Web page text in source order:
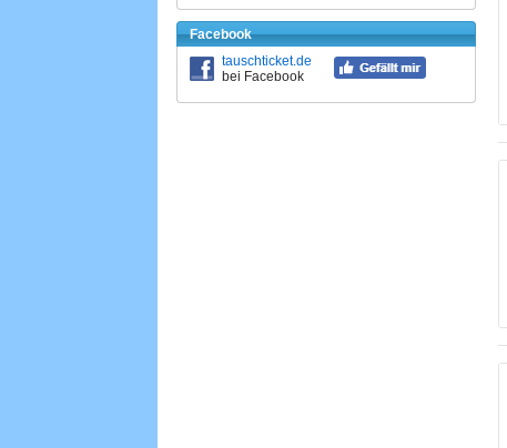
Facebook
tauschticket.de
bei Facebook